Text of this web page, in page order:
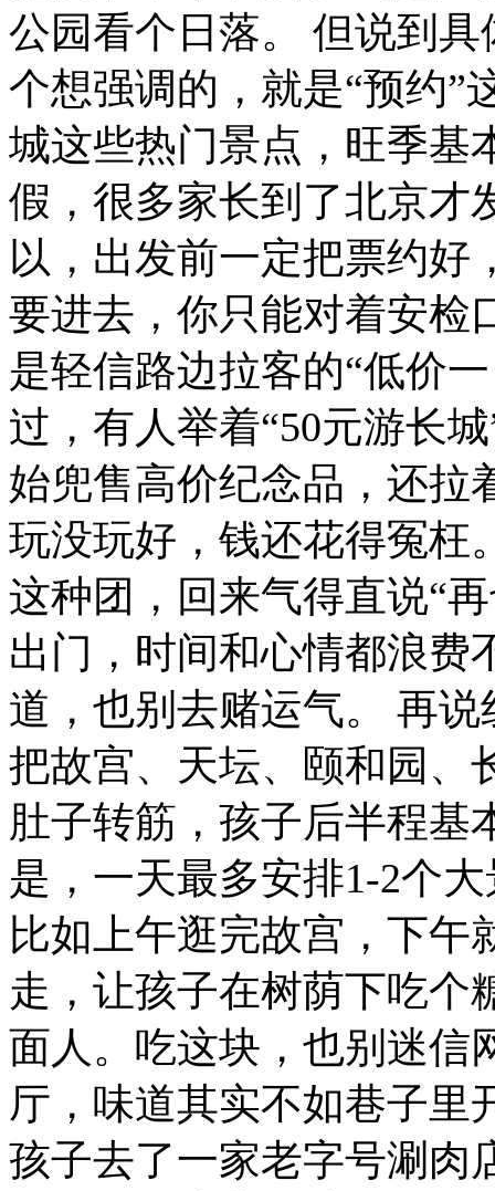
公园看个日落。
但说到具
个想强调的，就是“预约”
城这些热门景点，旺季基
假，很多家长到了北京才
以，出发前一定把票约好
要进去，你只能对着安检
是轻信路边拉客的“低价
过，有人举着“50元游长
始兜售高价纪念品，还拉
玩没玩好，钱还花得冤枉
这种团，回来气得直说“
出门，时间和心情都浪费
道，也别去赌运气。
再说
把故宫、天坛、颐和园、
肚子转筋，孩子后半程基
是，一天最多安排1-2个
比如上午逛完故宫，下午
走，让孩子在树荫下吃个
面人。吃这块，也别迷信
厅，味道其实不如巷子里
孩子去了一家老字号涮肉